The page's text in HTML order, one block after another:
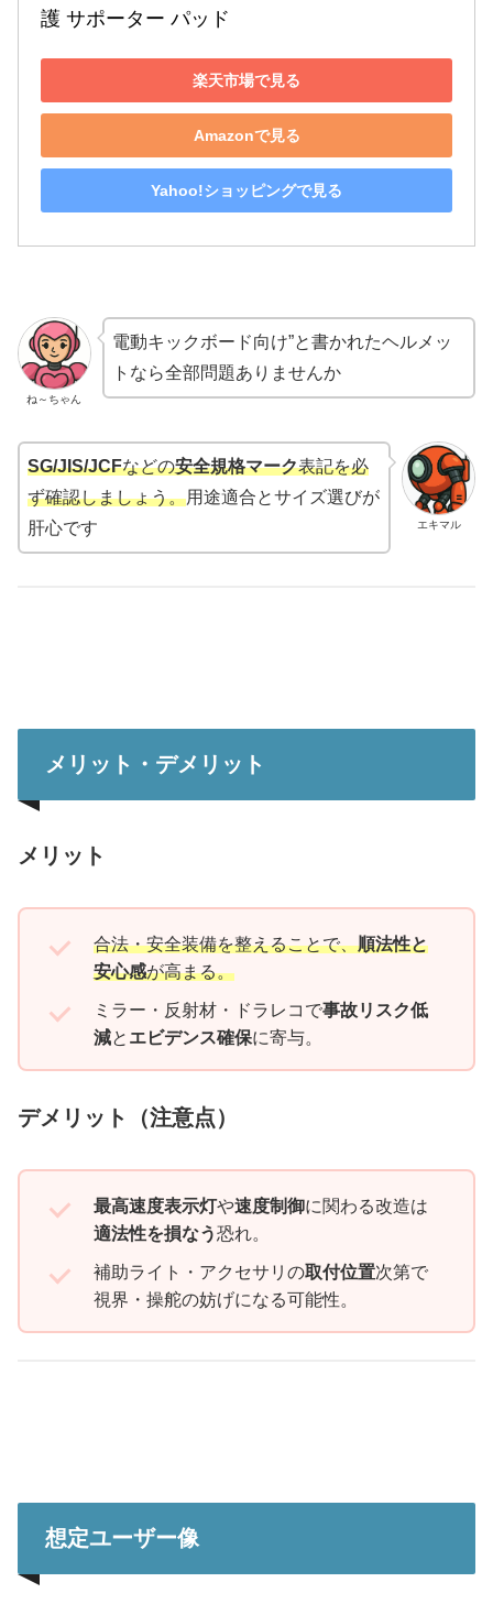
護 サポーター パッド
楽天市場で見る
Amazonで見る
Yahoo!ショッピングで見る
ね～ちゃん
電動キックボード向け”と書かれたヘルメッ
トなら全部問題ありませんか
エキマル
SG/JIS/JCFなどの安全規格マーク表記を必
ず確認しましょう。用途適合とサイズ選びが
肝心です
メリット・デメリット
メリット
合法・安全装備を整えることで、順法性と
安心感が高まる。
ミラー・反射材・ドラレコで事故リスク低
減と エビデンス確保に寄与。
デメリット（注意点）
最高速度表示灯や速度制御に関わる改造は
適法性を損なう恐れ。
補助ライト・アクセサリの取付位置次第で
視界・操舵の妨げになる可能性。
想定ユーザー像